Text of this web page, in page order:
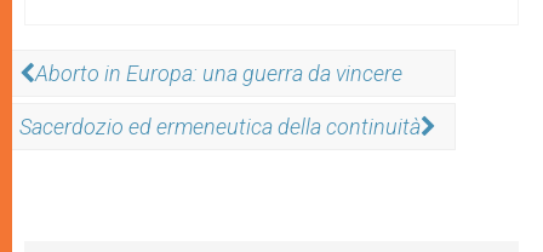
Aborto in Europa: una guerra da vincere
Sacerdozio ed ermeneutica della continuità